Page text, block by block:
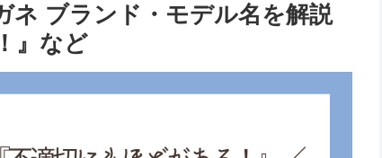
ネ ブランド・モデル名を解説
』など